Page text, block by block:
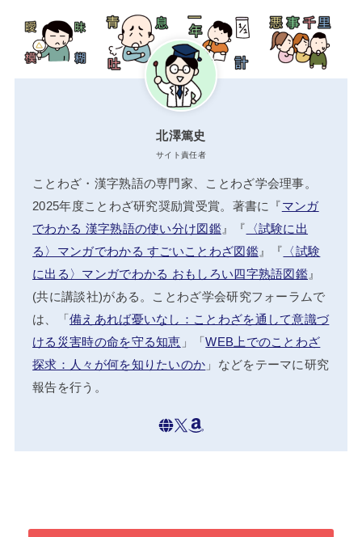
北澤篤史
サイト責任者
ことわざ・漢字熟語の専門家、ことわざ学会理事。
2025年度ことわざ研究奨励賞受賞。著書に『マンガ
でわかる 漢字熟語の使い分け図鑑』『 〈試験に出
る〉マンガでわかる すごいことわざ図鑑』『 〈試験
に出る〉マンガでわかる おもしろい四字熟語図鑑 』
(共に講談社)がある。ことわざ学会研究フォーラムで
は、「備えあれば憂いなし：ことわざを通して意識づ
ける災害時の命を守る知恵 」「WEB上でのことわざ
探求：人々が何を知りたいのか 」などをテーマに研究
報告を行う。